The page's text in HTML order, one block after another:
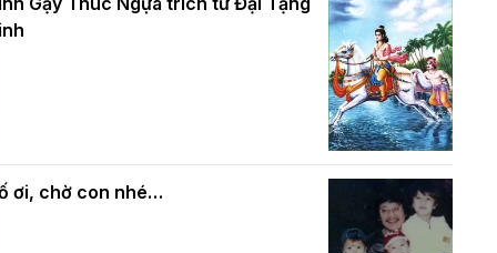
mừng Đại lễ Phật đản PL.2570 –
mùa Phật đản PL.2570
Phật giáo chính tín Phần 7: Luật nhân
quả
ơi, chờ con nhé…